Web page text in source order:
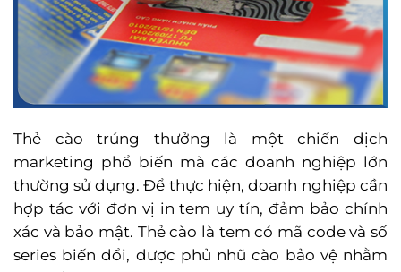
Thẻ cào trúng thưởng là một chiến dịch
marketing phổ biến mà các doanh nghiệp lớn
thường sử dụng. Để thực hiện, doanh nghiệp cần
hợp tác với đơn vị in tem uy tín, đảm bảo chính
xác và bảo mật. Thẻ cào là tem có mã code và số
series biến đổi, được phủ nhũ cào bảo vệ nhằm